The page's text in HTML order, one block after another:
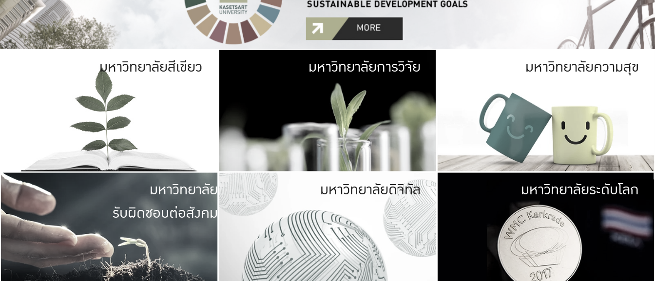
มหาวิทยาลัยสีเขียว มหาวิทยาลัย
เกษตรศาสตร์ มีพื้นที่เขียวสดใส หนาแน่น
เป็นป่าในเมือง (URBAN FOREST)
เกษตรในเมือง (URBAN AGRICULTURE)
ที่นับรวมกันได้ประมาณ 1,400 ไร่
มหาวิทยาลัยการวิจัย มหาวิทยาลัย
ให้กับประชาชน
มหาวิทยาลัยความสุข
มหาวิทยาลัย
รับผิดชอบต่อสังคม
มหาวิทยาลัยรับผิดชอบต่อสังคม
ร่วมมือกับชุมชน เพื่อความกินดีอยู่ดี
และความสุขอย่างยั่งยืน
มองปัญหาในภาพกว้าง
แก้ไขจากปัญหาจุดเล็กๆ
มหาวิทยาลัยดิจิทัล มหาวิทยา
พร้อมที่จ
และผลักดันในการใช้ระบบส
เพื่อการทำงานแ
มหาวิทยาลัยระดับโลก